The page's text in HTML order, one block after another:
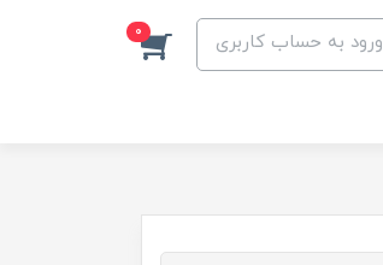
ورود به حساب کاربری 0